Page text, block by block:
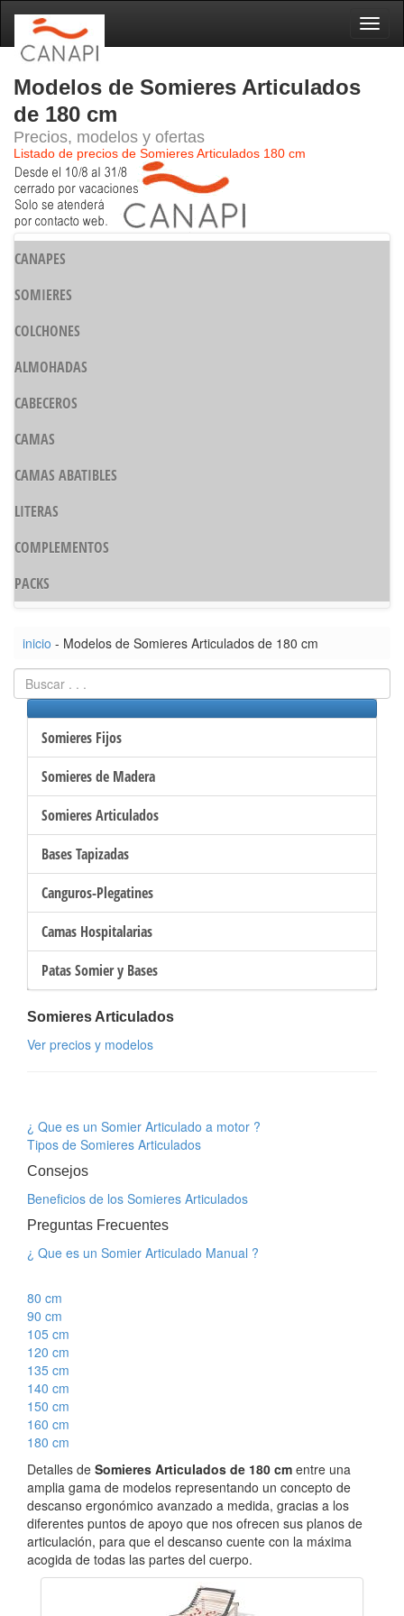
Modelos de Somieres Articulados
de 180 cm
Precios, modelos y ofertas
Listado de precios de Somieres Articulados 180 cm
CANAPES
SOMIERES
COLCHONES
ALMOHADAS
CABECEROS
CAMAS
CAMAS ABATIBLES
LITERAS
COMPLEMENTOS
PACKS
inicio - Modelos de Somieres Articulados de 180 cm
Somieres Fijos
Somieres de Madera
Somieres Articulados
Bases Tapizadas
Canguros-Plegatines
Camas Hospitalarias
Patas Somier y Bases
Somieres Articulados
Ver precios y modelos
¿ Que es un Somier Articulado a motor ?
Tipos de Somieres Articulados
Consejos
Beneficios de los Somieres Articulados
Preguntas Frecuentes
¿ Que es un Somier Articulado Manual ?
80 cm
90 cm
105 cm
120 cm
135 cm
140 cm
150 cm
160 cm
180 cm
Detalles de Somieres Articulados de 180 cm entre una
amplia gama de modelos representando un concepto de
descanso ergonómico avanzado a medida, gracias a los
diferentes puntos de apoyo que nos ofrecen sus planos de
articulación, para que el descanso cuente con la máxima
acogida de todas las partes del cuerpo.